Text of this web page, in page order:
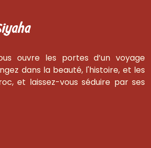
ouvre les portes d’un voyage
dans la beauté, l'histoire, et les
et laissez-vous séduire par ses